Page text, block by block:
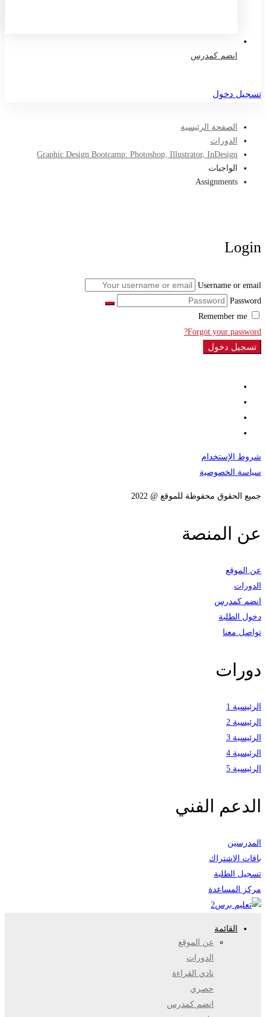
انضم كمدرس
تسجيل دخول
الصفحة الرئيسية
الدورات
Graphic Design Bootcamp: Photoshop, Illustrator, InDesign
الواجبات
Assignments
Login
Username or email
Password
Forgot your password?
تسجيل دخول
شروط الإستخدام
سياسة الخصوصية
جميع الحقوق محفوظة للموقع @ 2022
عن المنصة
عن الموقع
الدورات
انضم كمدرس
دخول الطلبة
تواصل معنا
دورات
الرئيسية 1
الرئيسية 2
الرئيسية 3
الرئيسية 4
الرئيسية 5
الدعم الفني
المدرسين
باقات الاشتراك
تسجيل الطلبة
مركز المساعدة
القائمة
عن الموقع
الدورات
نادي القراءة
حصري
انضم كمدرس